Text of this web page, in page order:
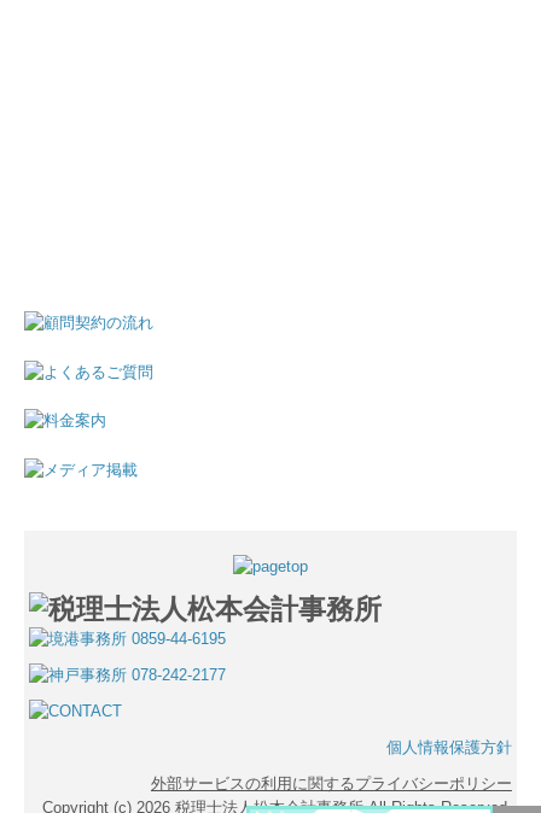
個人情報保護方針
外部サービスの利用に関するプライバシーポリシー
Copyright (c) 2026 税理士法人松本会計事務所 All Rights Reserved.